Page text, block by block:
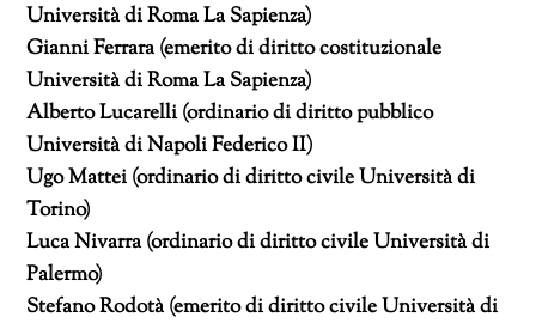
Università di Roma La Sapienza)
Gianni Ferrara (emerito di diritto costituzionale
Università di Roma La Sapienza)
Alberto Lucarelli (ordinario di diritto pubblico
Università di Napoli Federico II)
Ugo Mattei (ordinario di diritto civile Università di
Torino)
Luca Nivarra (ordinario di diritto civile Università di
Palermo)
Stefano Rodotà (emerito di diritto civile Università di